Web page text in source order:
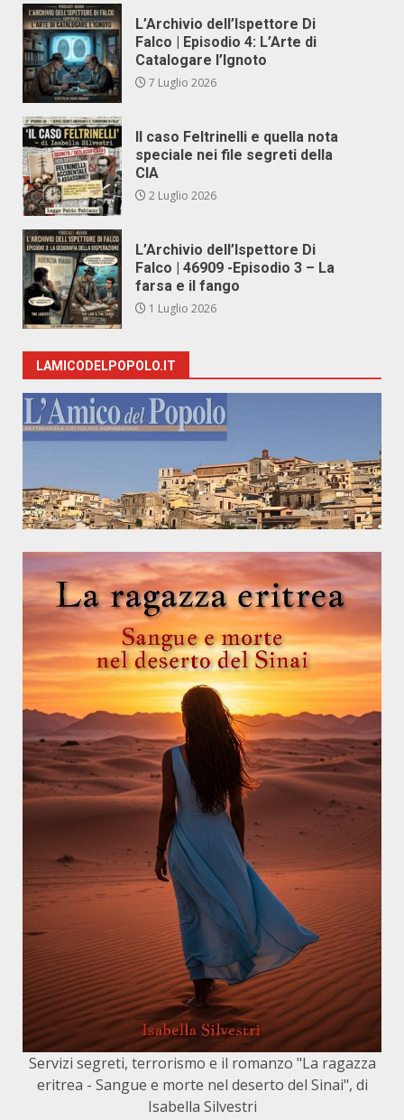
L’Archivio dell’Ispettore Di
Falco | Episodio 4: L’Arte di
Catalogare l’Ignoto
7 Luglio 2026
Il caso Feltrinelli e quella nota
speciale nei file segreti della
CIA
2 Luglio 2026
L’Archivio dell’Ispettore Di
Falco | 46909 -Episodio 3 – La
farsa e il fango
1 Luglio 2026
LAMICODELPOPOLO.IT
Servizi segreti, terrorismo e il romanzo "La ragazza
eritrea - Sangue e morte nel deserto del Sinai", di
Isabella Silvestri